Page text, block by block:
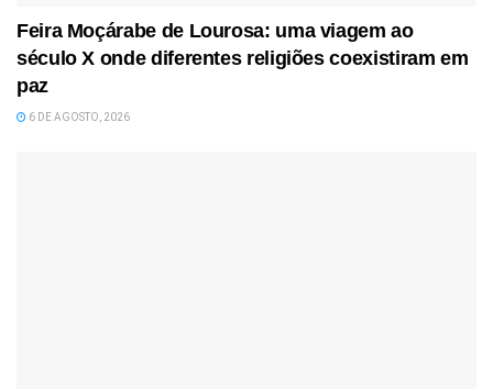
Feira Moçárabe de Lourosa: uma viagem ao
século X onde diferentes religiões coexistiram em
paz
6 DE AGOSTO, 2026